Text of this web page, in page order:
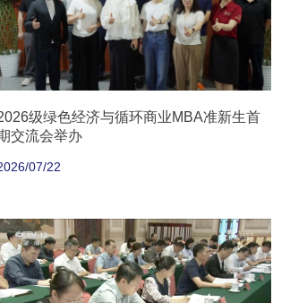
级绿色经济与循环商业MBA准新生首
交流会举办
07/22